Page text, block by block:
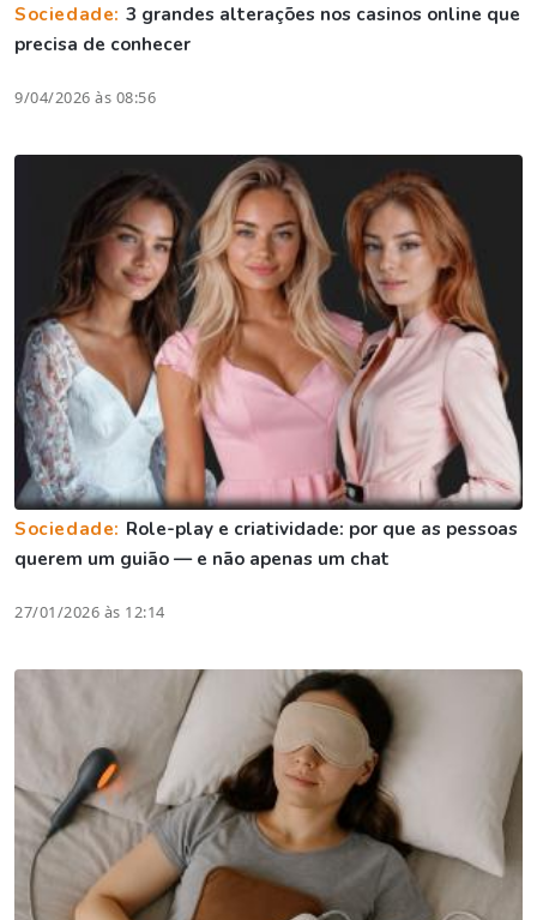
Sociedade: 3 grandes alterações nos casinos online que
precisa de conhecer
9/04/2026 às 08:56
Sociedade: Role-play e criatividade: por que as pessoas
querem um guião — e não apenas um chat
27/01/2026 às 12:14